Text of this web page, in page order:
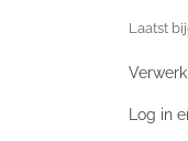
Laatst
Log in